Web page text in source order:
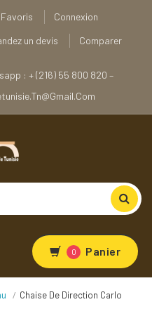
Favoris
Connexion
un devis Comparer
: + (216) 55 800 820 –
0 Panier
Chaise De Direction Carlo